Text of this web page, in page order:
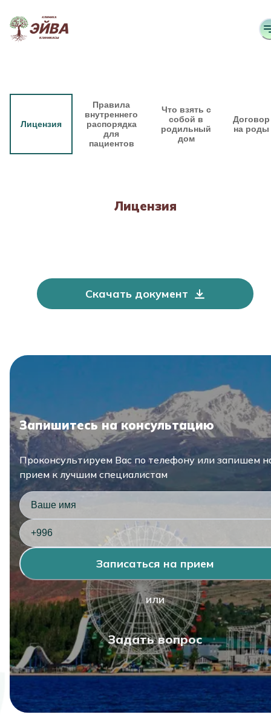
Лицензия
Правила
внутреннего
распорядка
для
пациентов
Что взять с
собой в
родильный
дом
Договор
на роды
Лицензия
Скачать документ
Запишитесь на консультацию
Проконсультируем Вас по телефону или запишем
прием к лучшим специалистам
Записаться на прием
или
Задать вопрос